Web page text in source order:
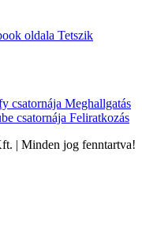
Tetszik
Meghallgatás
Feliratkozás
| Minden jog fenntartva!